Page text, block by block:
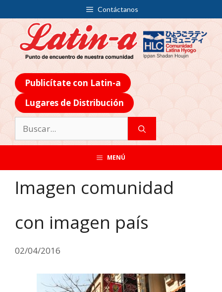
Contáctanos
Publicítate con Latin-a
Lugares de Distribución
MENÚ
Imagen comunidad
con imagen país
02/04/2016